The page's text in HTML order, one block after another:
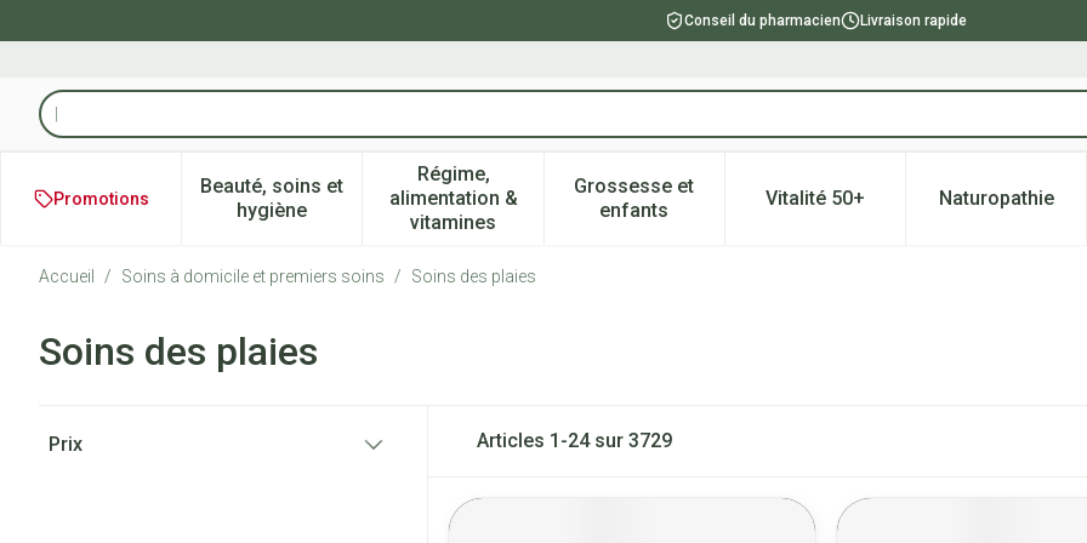
Conseil du pharmacien Livraison rapide
Rechercher
Promotions
Beauté, soins et
hygièneAfficher le sous-menu pour la catégorie Beauté, soins et hygiène
Régime,
alimentation &
vitamines
Afficher le sous-menu pour la catégorie Régime, alimentation &
Grossesse et
enfantsAfficher le sous-menu pour la catégorie
Vitalité 50+Afficher le sous-menu pour la
Naturopathie
Afficher
Accueil / Soins à domicile et premiers soins / Soins des plaies
Soins des plaies
Prix
Articles 1 -24sur 3729